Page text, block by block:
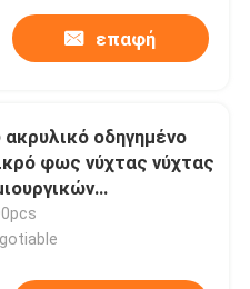
επαφή
οδηγημένο
φως νύχτας νύχτας
οδηγήσεων